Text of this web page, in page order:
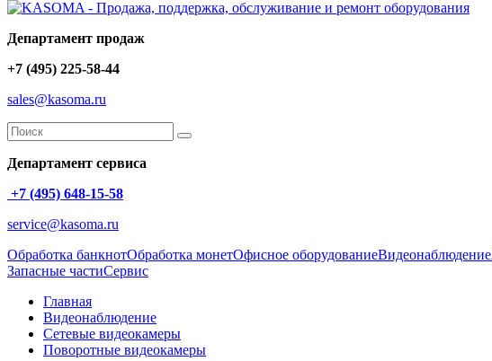
Департамент продаж
+7 (495) 225-58-44
sales@kasoma.ru
Департамент сервиса
+7 (495) 648-15-58
service@kasoma.ru
Обработка банкнотОбработка монетОфисное оборудованиеВидеонаблюдение
Запасные частиСервис
Главная
Видеонаблюдение
Сетевые видеокамеры
Поворотные видеокамеры